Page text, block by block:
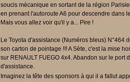
soucis mécanique en sortant de la région
en prenant l'autoroute A6 pour descendre dans
Mais vous allez voir qu'il y a... Pire !
Le Toyota d'assistance (Numéros bleus) N°464
son carton de pointage !!! A Sète, c'est la mise
sur RENAULT FUEGO 4x4. Abandon sur le
d'assistance.
Imaginez la tête des sponsors à qui il a fallut